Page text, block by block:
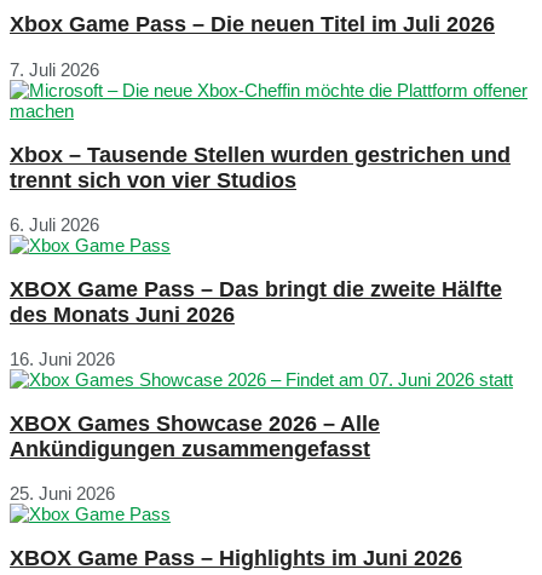
Xbox Game Pass – Die neuen Titel im Juli 2026
7. Juli 2026
Xbox – Tausende Stellen wurden gestrichen und
trennt sich von vier Studios
6. Juli 2026
XBOX Game Pass – Das bringt die zweite Hälfte
des Monats Juni 2026
16. Juni 2026
XBOX Games Showcase 2026 – Alle
Ankündigungen zusammengefasst
25. Juni 2026
XBOX Game Pass – Highlights im Juni 2026